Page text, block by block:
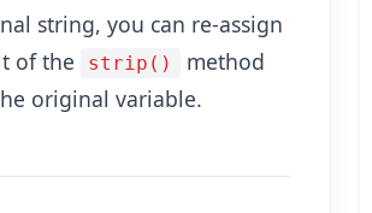
string, you can re-assign
of the
strip()
method
original variable.